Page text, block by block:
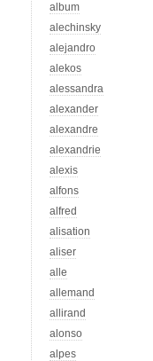
album
alechinsky
alejandro
alekos
alessandra
alexander
alexandre
alexandrie
alexis
alfons
alfred
alisation
aliser
alle
allemand
allirand
alonso
alpes